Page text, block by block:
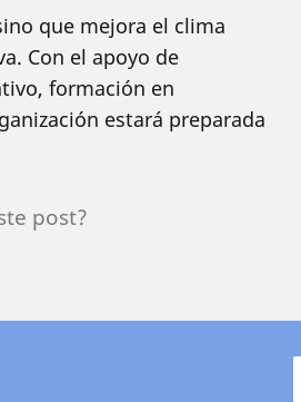
que mejora el clima
Con el apoyo de
formación en
estará preparada
post?